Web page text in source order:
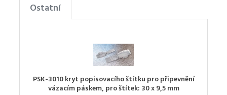
Ostatní
PSK-3010 kryt popisovacího štítku pro připevnění
vázacím páskem, pro štítek: 30 x 9,5 mm